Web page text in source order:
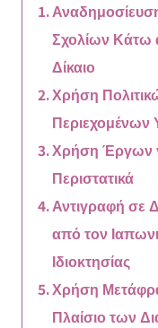
Σχολίων Κάτω
Δίκαιο
Χρήση
Περιεχομένων
Χρήση Έργων
Περιστατικά
Αντιγραφή σε
από τον
Ιδιοκτησίας
Χρήση
Πλαίσιο των